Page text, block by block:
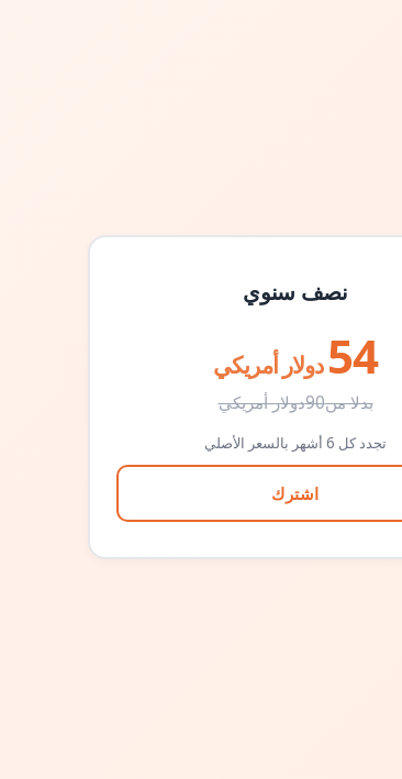
نصف سنوي
54 دولار أمريكي
بدلا من90دولار أمريكي
تجدد كل 6 أشهر بالسعر الأصلي
اشترك